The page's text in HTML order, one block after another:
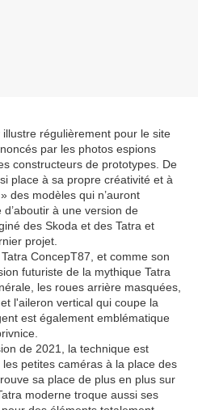
régulièrement pour le site
par les photos espions
constructeurs de prototypes. De
place à sa propre créativité et à
des modèles qui n’auront
à une version de
des Skoda et des Tatra et
projet.
ConcepT87, et comme son
futuriste de la mythique Tatra
les roues arrière masquées,
l'aileron vertical qui coupe la
est également emblématique
de 2021, la technique est
petites caméras à la place des
sa place de plus en plus sur
moderne troque aussi ses